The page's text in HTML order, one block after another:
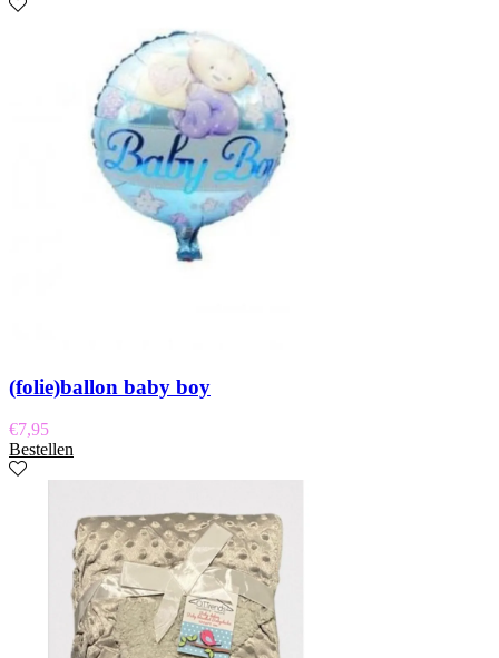
(folie)ballon baby boy
€7,95
Bestellen